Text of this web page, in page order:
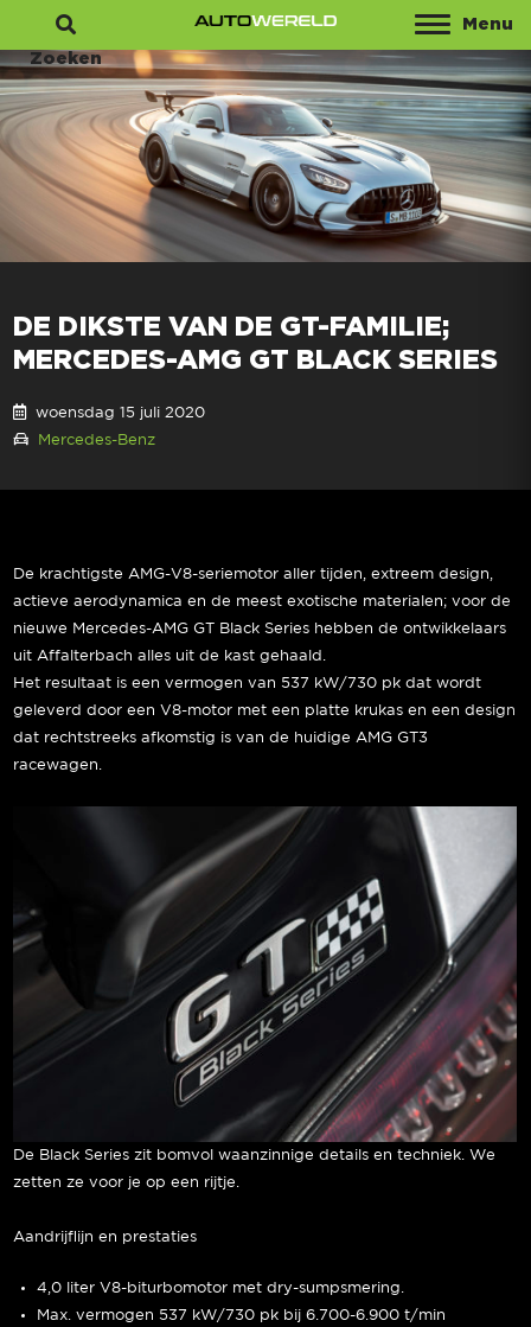
Menu
Zoeken
DE DIKSTE VAN DE GT-FAMILIE;
MERCEDES-AMG GT BLACK SERIES
woensdag 15 juli 2020
Mercedes-Benz
De krachtigste AMG-V8-seriemotor aller tijden, extreem design,
actieve aerodynamica en de meest exotische materialen; voor de
nieuwe Mercedes-AMG GT Black Series hebben de ontwikkelaars
uit Affalterbach alles uit de kast gehaald.
Het resultaat is een vermogen van 537 kW/730 pk dat wordt
geleverd door een V8-motor met een platte krukas en een design
dat rechtstreeks afkomstig is van de huidige AMG GT3
racewagen.
De Black Series zit bomvol waanzinnige details en techniek. We
zetten ze voor je op een rijtje.
Aandrijflijn en prestaties
4,0 liter V8-biturbomotor met dry-sumpsmering.
Max. vermogen 537 kW/730 pk bij 6.700-6.900 t/min